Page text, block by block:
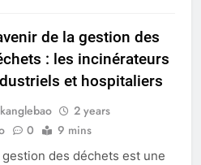
de la gestion des
: les incinérateurs
et hospitaliers
kanglebao
2 years
0 9 mins
gestion des déchets est une